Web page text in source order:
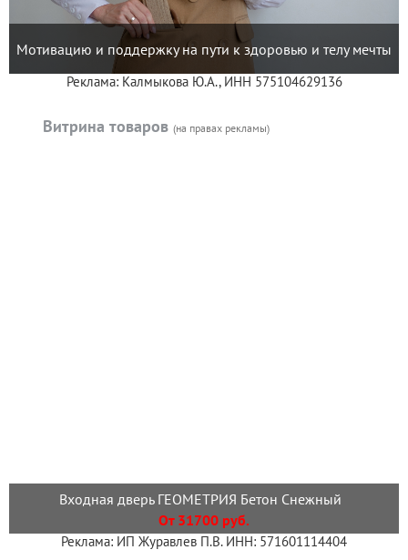
Мотивацию и поддержку на пути к здоровью и телу мечты
Реклама: Калмыкова Ю.А., ИНН 575104629136
Витрина товаров (на правах рекламы)
Входная дверь ГЕОМЕТРИЯ Бетон Снежный
От 31700 руб.
Реклама: ИП Журавлев П.В. ИНН: 571601114404